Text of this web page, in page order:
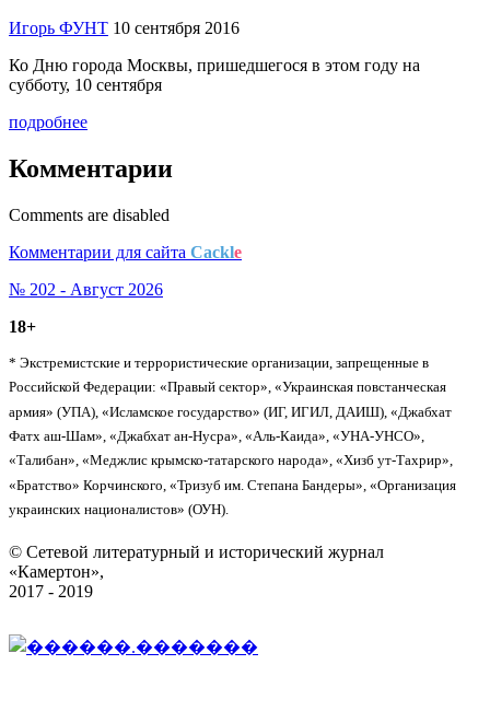
Игорь ФУНТ 10 сентября 2016
Ко Дню города Москвы, пришедшегося в этом году на
субботу, 10 сентября
подробнее
Комментарии
Comments are disabled
Комментарии для сайта Cackle
№ 202 - Август 2026
18+
* Экстремистские и террористические организации, запрещенные в
Российской Федерации: «Правый сектор», «Украинская повстанческая
армия» (УПА), «Исламское государство» (ИГ, ИГИЛ, ДАИШ), «Джабхат
Фатх аш-Шам», «Джабхат ан-Нусра», «Аль-Каида», «УНА-УНСО»,
«Талибан», «Меджлис крымско-татарского народа», «Хизб ут-Тахрир»,
«Братство» Корчинского, «Тризуб им. Степана Бандеры», «Организация
украинских националистов» (ОУН).
© Сетевой литературный и исторический журнал
«Камертон»,
2017 - 2019